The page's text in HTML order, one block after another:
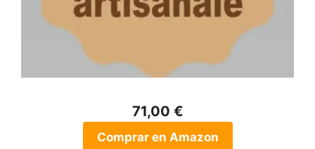
71,00 €
Comprar en Amazon